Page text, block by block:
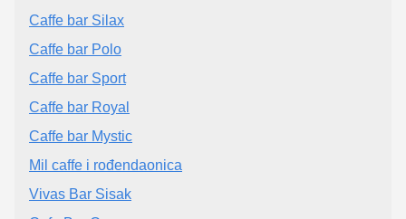
Caffe bar Silax
Caffe bar Polo
Caffe bar Sport
Caffe bar Royal
Caffe bar Mystic
Mil caffe i rođendaonica
Vivas Bar Sisak